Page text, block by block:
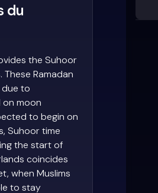
du
the Suhoor
Ramadan
to
on moon
to begin on
Suhoor time
the start of
coincides
when Muslims
to stay